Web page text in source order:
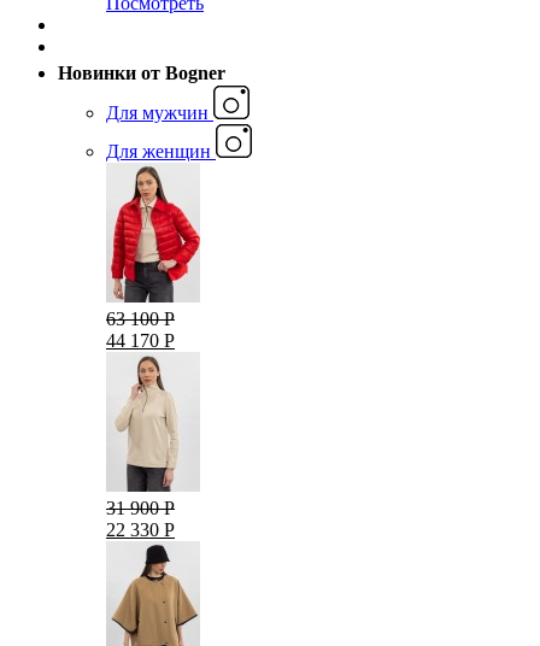
Новинки от Bogner
Для мужчин
Для женщин
63 100 Р
44 170 Р
31 900 Р
22 330 Р